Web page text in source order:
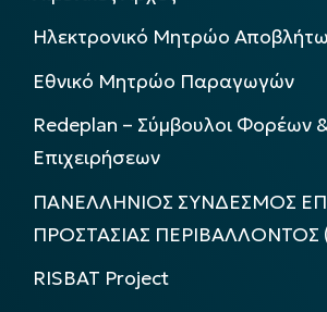
Ηλεκτρονικό Μητρώο
Εθνικό Μητρώο Παραγωγών
Redeplan – Σύμβουλοι Φορέων
Επιχειρήσεων
ΠΑΝΕΛΛΗΝΙΟΣ ΣΥΝΔΕΣΜΟΣ
ΠΡΟΣΤΑΣΙΑΣ ΠΕΡΙΒΑΛΛΟΝΤΟΣ
RISBAT Project